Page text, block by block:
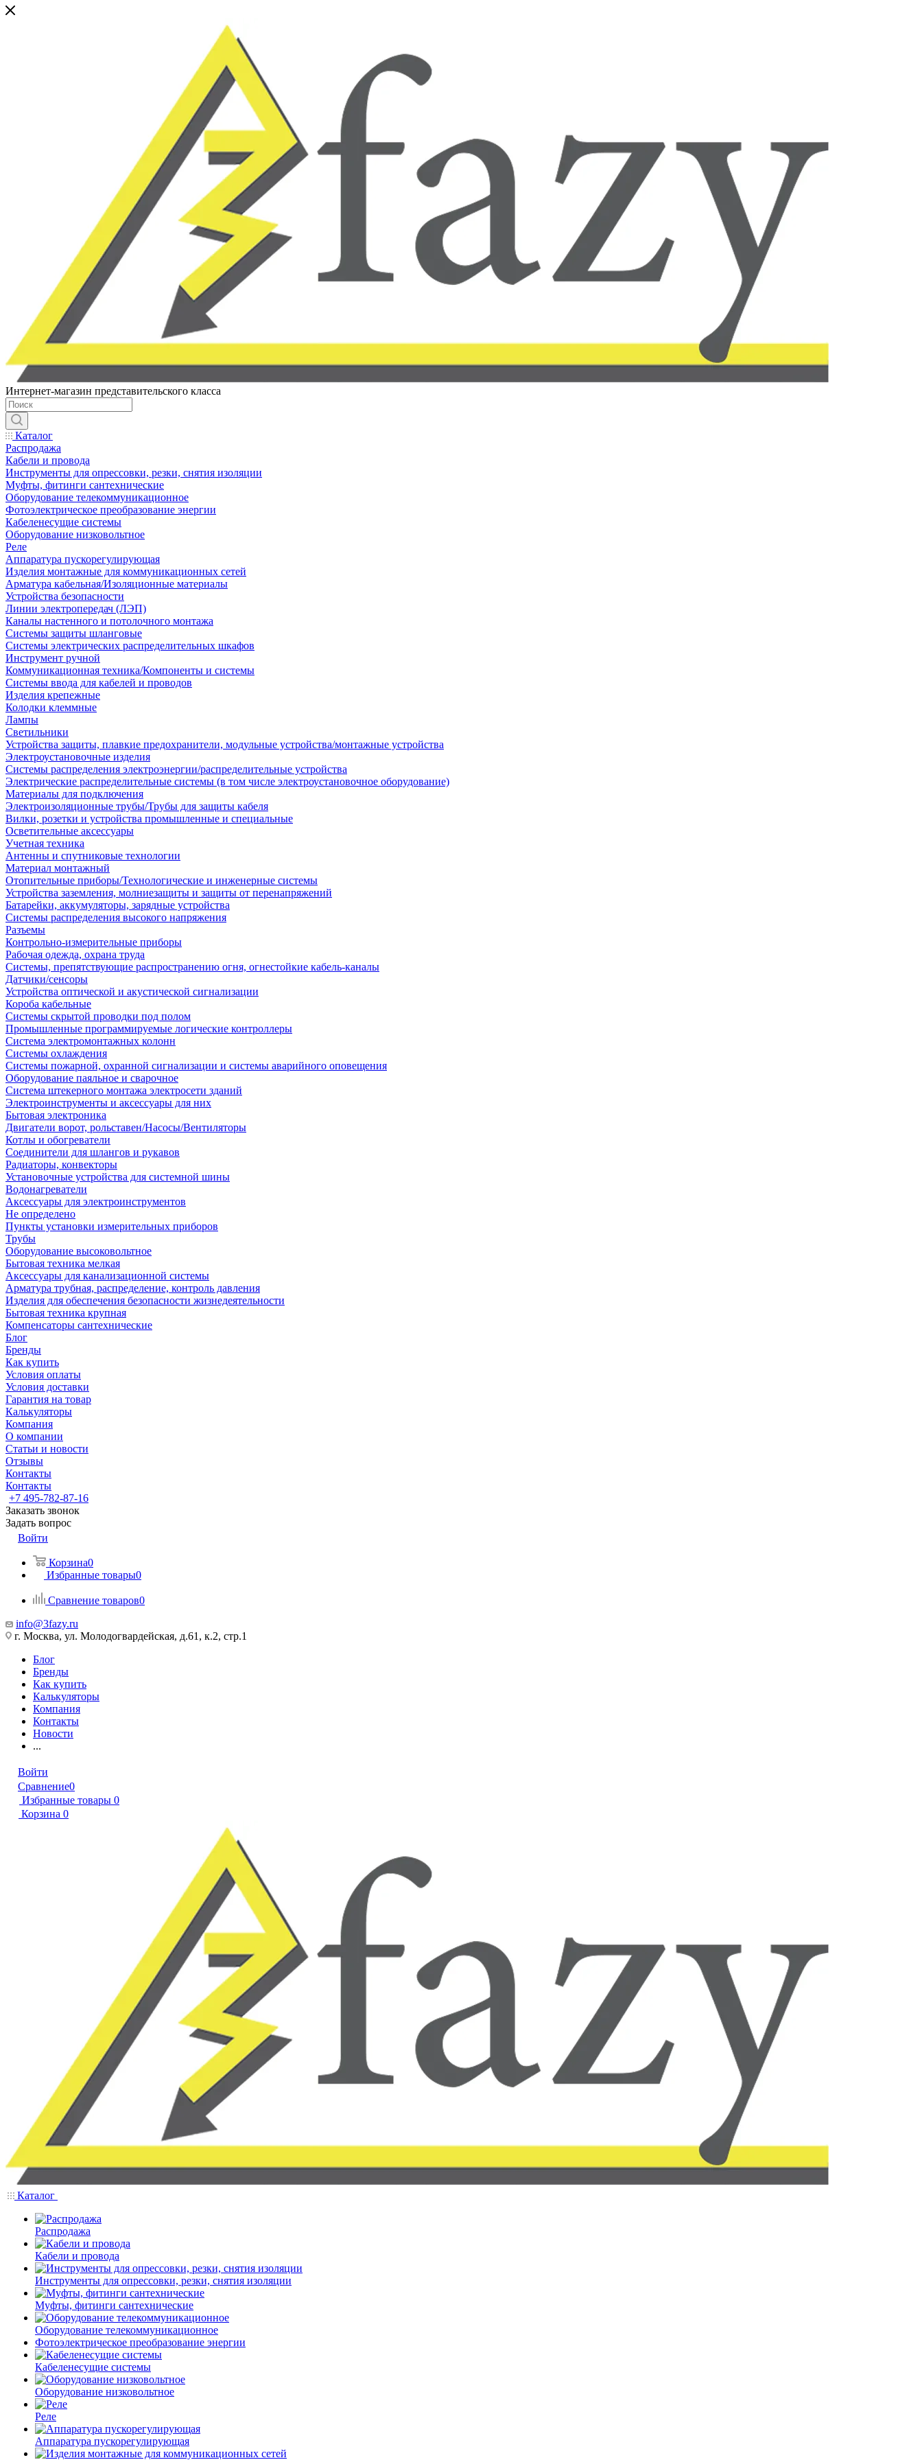
Интернет-магазин представительского класса
Каталог
Распродажа
Кабели и провода
Инструменты для опрессовки, резки, снятия изоляции
Муфты, фитинги сантехнические
Оборудование телекоммуникационное
Фотоэлектрическое преобразование энергии
Кабеленесущие системы
Оборудование низковольтное
Реле
Аппаратура пускорегулирующая
Изделия монтажные для коммуникационных сетей
Арматура кабельная/Изоляционные материалы
Устройства безопасности
Линии электропередач (ЛЭП)
Каналы настенного и потолочного монтажа
Системы защиты шланговые
Системы электрических распределительных шкафов
Инструмент ручной
Коммуникационная техника/Компоненты и системы
Системы ввода для кабелей и проводов
Изделия крепежные
Колодки клеммные
Лампы
Светильники
Устройства защиты, плавкие предохранители, модульные устройства/монтажные устройства
Электроустановочные изделия
Системы распределения электроэнергии/распределительные устройства
Электрические распределительные системы (в том числе электроустановочное оборудование)
Материалы для подключения
Электроизоляционные трубы/Трубы для защиты кабеля
Вилки, розетки и устройства промышленные и специальные
Осветительные аксессуары
Учетная техника
Антенны и спутниковые технологии
Материал монтажный
Отопительные приборы/Технологические и инженерные системы
Устройства заземления, молниезащиты и защиты от перенапряжений
Батарейки, аккумуляторы, зарядные устройства
Системы распределения высокого напряжения
Разъемы
Контрольно-измерительные приборы
Рабочая одежда, охрана труда
Системы, препятствующие распространению огня, огнестойкие кабель-каналы
Датчики/сенсоры
Устройства оптической и акустической сигнализации
Короба кабельные
Системы скрытой проводки под полом
Промышленные программируемые логические контроллеры
Система электромонтажных колонн
Системы охлаждения
Системы пожарной, охранной сигнализации и системы аварийного оповещения
Оборудование паяльное и сварочное
Система штекерного монтажа электросети зданий
Электроинструменты и аксессуары для них
Бытовая электроника
Двигатели ворот, рольставен/Насосы/Вентиляторы
Котлы и обогреватели
Соединители для шлангов и рукавов
Радиаторы, конвекторы
Установочные устройства для системной шины
Водонагреватели
Аксессуары для электроинструментов
Не определено
Пункты установки измерительных приборов
Трубы
Оборудование высоковольтное
Бытовая техника мелкая
Аксессуары для канализационной системы
Арматура трубная, распределение, контроль давления
Изделия для обеспечения безопасности жизнедеятельности
Бытовая техника крупная
Компенсаторы сантехнические
Блог
Бренды
Как купить
Условия оплаты
Условия доставки
Гарантия на товар
Калькуляторы
Компания
О компании
Статьи и новости
Отзывы
Контакты
Контакты
+7 495-782-87-16
Заказать звонок
Задать вопрос
Войти
Корзина0
Избранные товары0
Сравнение товаров0
info@3fazy.ru
г. Москва, ул. Молодогвардейская, д.61, к.2, стр.1
Блог
Бренды
Как купить
Калькуляторы
Компания
Контакты
Новости
...
Войти
Сравнение0
Избранные товары 0
Корзина 0
Каталог
Распродажа
Кабели и провода
Инструменты для опрессовки, резки, снятия изоляции
Муфты, фитинги сантехнические
Оборудование телекоммуникационное
Фотоэлектрическое преобразование энергии
Кабеленесущие системы
Оборудование низковольтное
Реле
Аппаратура пускорегулирующая